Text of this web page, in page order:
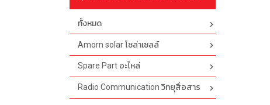
ทั้งหมด
Amorn solar โซล่าเซลล์
Spare Part อะไหล่
Radio Communication วิทยุสื่อสาร